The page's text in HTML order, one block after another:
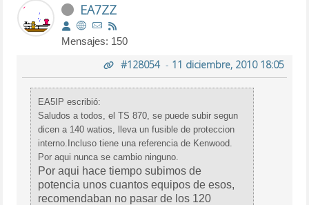
EA7ZZ
Mensajes: 150
#128054- 11 diciembre, 2010 18:05
EA5IP escribió:
Saludos a todos, el TS 870, se puede subir segun
dicen a 140 watios, lleva un fusible de proteccion
interno.Incluso tiene una referencia de Kenwood.
Por aqui nunca se cambio ninguno.
Por aqui hace tiempo subimos de
potencia unos cuantos equipos de esos,
recomendaban no pasar de los 120